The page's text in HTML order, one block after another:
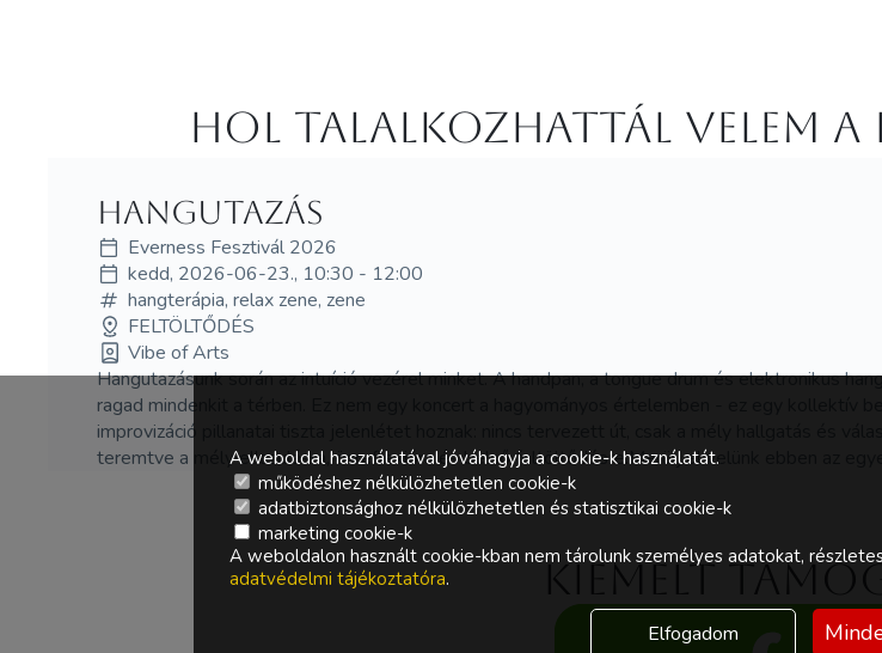
Hol Talalkozhattál velem a
hangutazás
Everness Fesztivál 2026
kedd, 2026-06-23., 10:30 - 12:00
hangterápia, relax zene, zene
FELTÖLTŐDÉS
Vibe of Arts
Hangutazásunk során az intuíció vezérel minket. A handpan, a tongue drum és elektronikus
ragad mindenkit a térben. Ez nem egy koncert a hagyományos értelemben - ez egy kollektív
improvizáció pillanatai tiszta jelenlétet hoznak: nincs tervezett út, csak a mély hallgatás és
teremtve a mély ellazulásra, önreflexióra és belső feltöltődésre.Merülj el velünk ebben az
Kiemelt
A weboldal használatával jóváhagyja a cookie-k használatát.
működéshez nélkülözhetetlen cookie-k
adatbiztonsághoz nélkülözhetetlen és statisztikai cookie-k
marketing cookie-k
A weboldalon használt cookie-kban nem tárolunk személyes adatokat,
adatvédelmi tájékoztatóra.
Elfogadom